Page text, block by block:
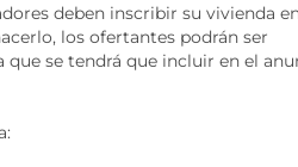
deben inscribir su vivienda
los ofertantes podrán ser
se tendrá que incluir en el